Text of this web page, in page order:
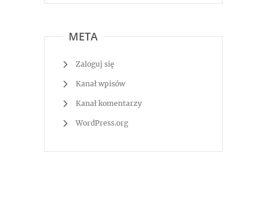
META
Zaloguj się
Kanał wpisów
Kanał komentarzy
WordPress.org